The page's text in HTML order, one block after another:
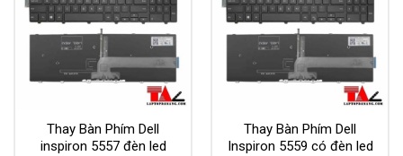
Thay Bàn Phím Dell
inspiron 5557 đèn led
Thay Bàn Phím Dell
Inspiron 5559 có đèn led